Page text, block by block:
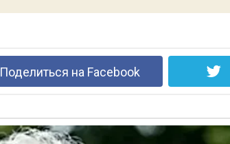
Поделиться на Facebook